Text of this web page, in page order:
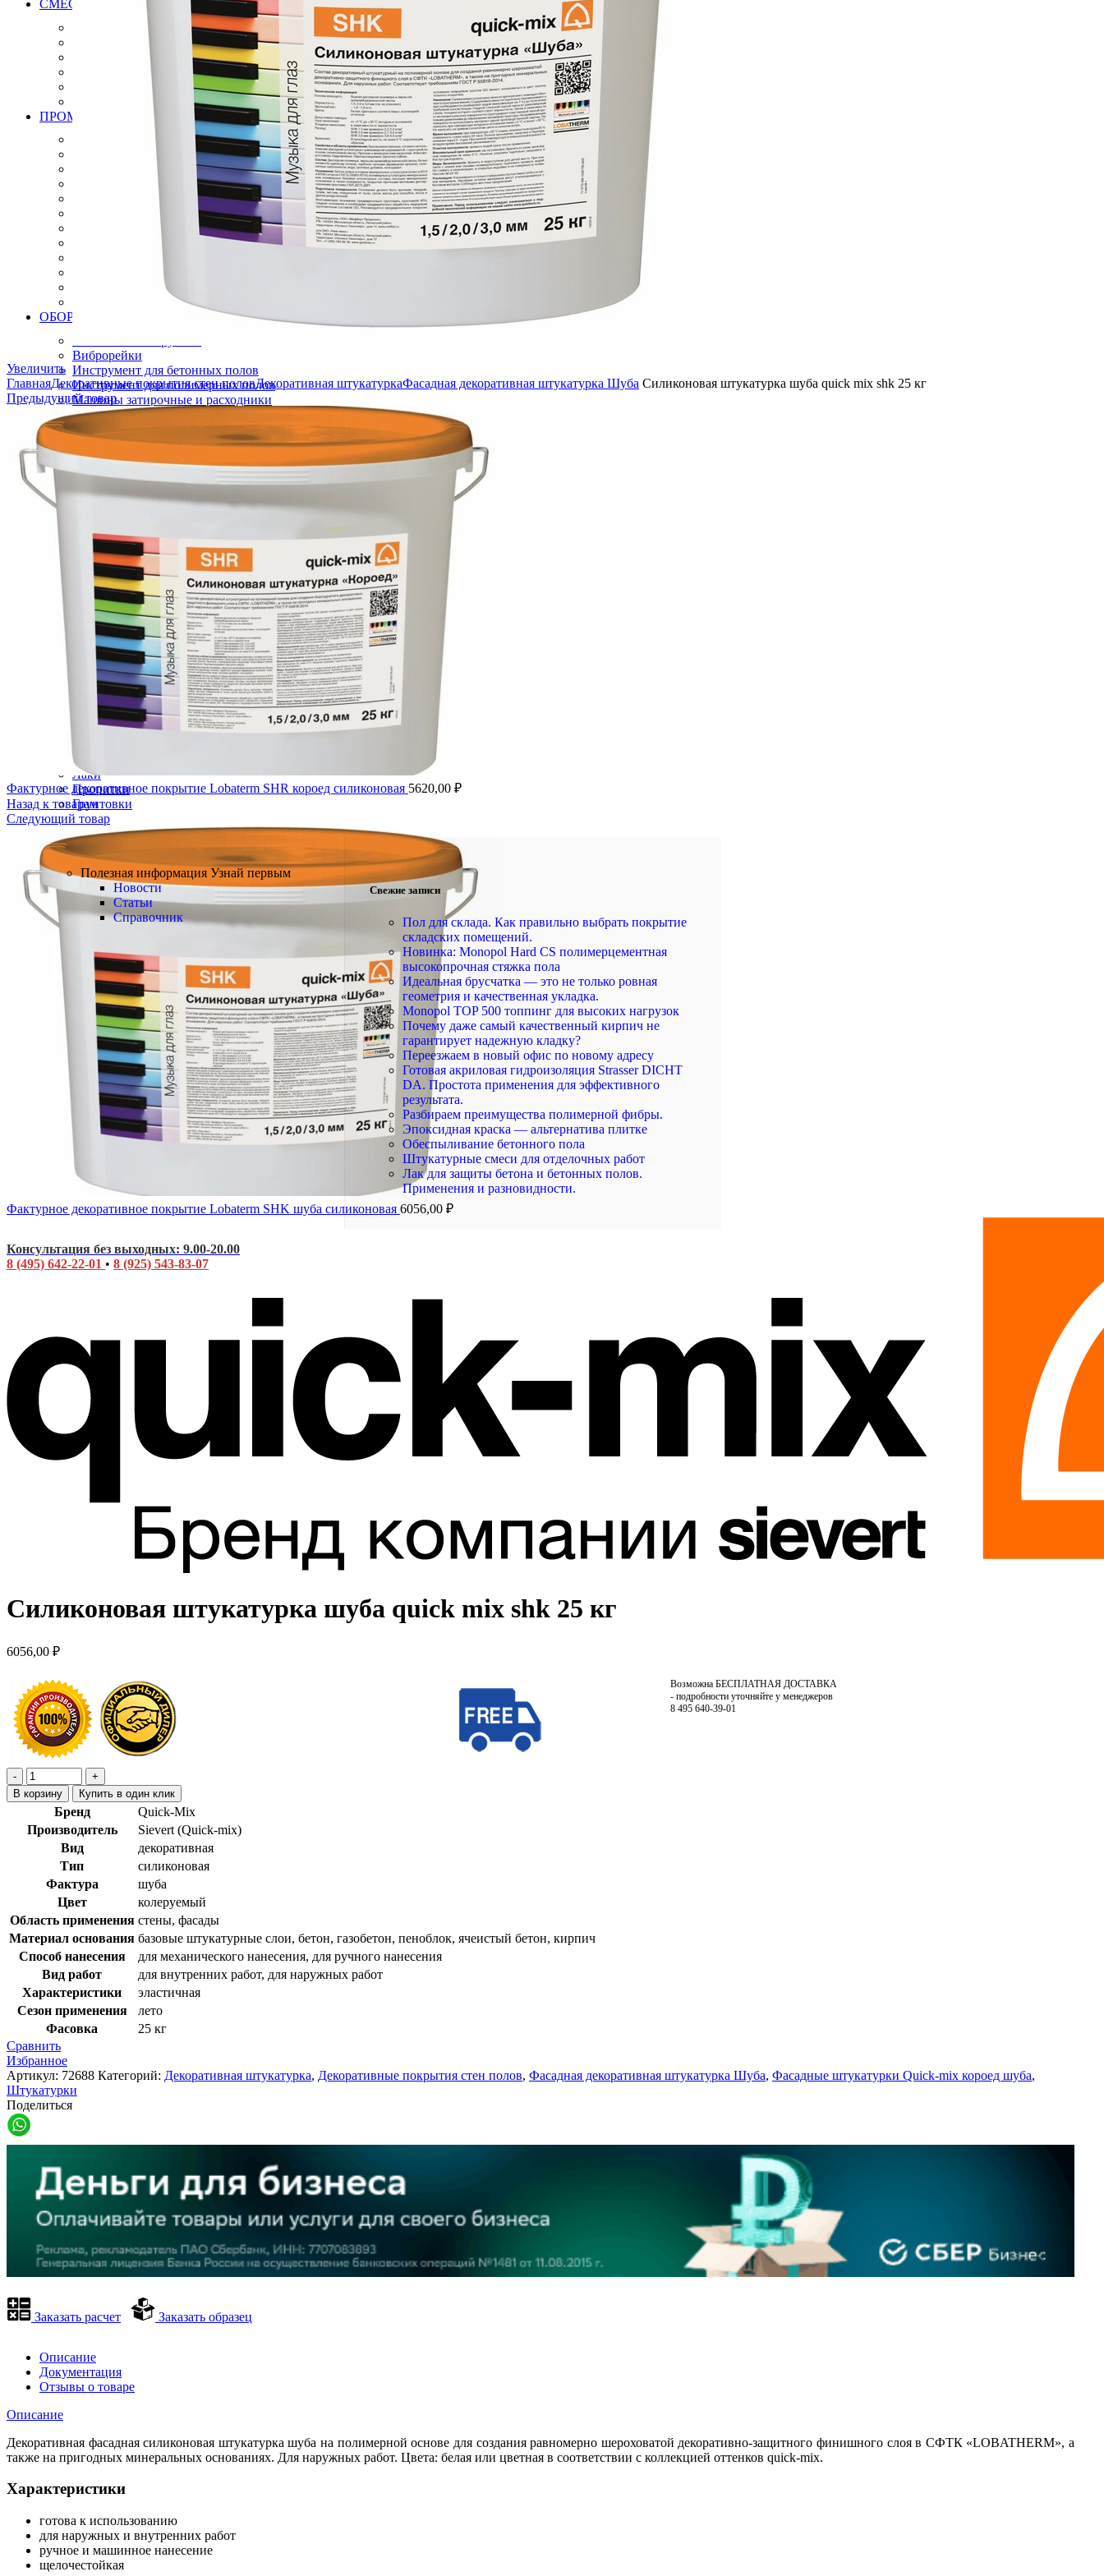
СМЕСИ РАСТВОРЫ ДЛЯ МОЩЕНИЯ БРУСЧАТКИ, КАМНЯ
Клей для брусчатки
Затирка для брусчатки
Клей и затирка для плит натурального камня
Затирка для плит натурального камня
Дренажный раствор для брусчатки
Вяжущие для камня
ПРОМЫШЛЕННЫЕ ПОЛЫ
Эпоксидные полы
Полиуретановые полы
Полиуретан цементные полы
Цементные полы
Полимерцементые полы
Топпинговые полы
Бетонно мозаичная плитка
Антистатические полы, плитка
Модульные ПВХ покрытия плитки
Искробезопасные полы, плитки
ОБОРУДОВАНИЕ ИНСТРУМЕНТЫ ДЛЯ ПРОМЫШЛЕННЫХ ПОЛОВ
Виброрейки
Инструмент для бетонных полов
Инструмент для полимерных полов
Машины затирочные и расходники
Машины шлифовальные
Тележки для топпинга
ГИДРОИЗОЛЯЦИЯ
Полиуретановая мастика гидроизоляция
Битумно полимерная гидроизоляция
Цементная гидроизоляция
Готовые решения
ФАСАДНЫЕ СИСТЕМЫ УТЕПЛЕНИЯ
Термопанели (Фасадные панели)
СФТК Квик-микс Лобатерм (Мокрый фасад)
Навесные системы утепления фасада
ОГНЕЗАЩИТНЫЕ СОСТАВЫ ПОКРЫТИЯ
Огнезащита металлических конструкций
Огнезащита железобетонных конструкций
Огнезащита кабеля
Огнезащита композитных материалов
Огнезащита воздуховодов
Огнезащита лстк и оцинкованных профилей
ЛАКОКРАСОЧНЫЕ МАТЕРИАЛЫ
Краски
Лаки
Пропитки
Грунтовки
Полезная информация
Полезная информация Узнай первым
Новости
Статьи
Справочник
Свежие записи
Пол для склада. Как правильно выбрать покрытие
складских помещений.
Новинка: Monopol Hard CS полимерцементная
высокопрочная стяжка пола
Идеальная брусчатка — это не только ровная
геометрия и качественная укладка.
Monopol TOP 500 топпинг для высоких нагрузок
Почему даже самый качественный кирпич не
гарантирует надежную кладку?
Переезжаем в новый офис по новому адресу
Готовая акриловая гидроизоляция Strasser DICHT
DA. Простота применения для эффективного
результата.
Разбираем преимущества полимерной фибры.
Эпоксидная краска — альтернатива плитке
Обеспыливание бетонного пола
Штукатурные смеси для отделочных работ
Лак для защиты бетона и бетонных полов.
Применения и разновидности.
Консультация без выходных: 9.00-20.00
8 (495) 642-22-01 • 8 (925) 543-83-07
Увеличить
ГлавнаяДекоративные покрытия стен половДекоративная штукатуркаФасадная декоративная штукатурка Шуба Силиконовая штукатурка шуба quick mix shk 25 кг
Предыдущий товар
Фактурное декоративное покрытие Lobaterm SHR короед силиконовая 5620,00 ₽
Назад к товарам
Следующий товар
Фактурное декоративное покрытие Lobaterm SHK шуба силиконовая 6056,00 ₽
Силиконовая штукатурка шуба quick mix shk 25 кг
6056,00 ₽
Возможна БЕСПЛАТНАЯ ДОСТАВКА
- подробности уточняйте у менеджеров
8 495 640-39-01
В корзину Купить в один клик
Бренд
Quick-Mix
Производитель
Sievert (Quick-mix)
Вид
декоративная
Тип
силиконовая
Фактура
шуба
Цвет
колеруемый
Область применения стены, фасады
Материал основания базовые штукатурные слои, бетон, газобетон, пеноблок, ячеистый бетон, кирпич
Способ нанесения
для механического нанесения, для ручного нанесения
Вид работ
для внутренних работ, для наружных работ
Характеристики
эластичная
Сезон применения
лето
Фасовка
25 кг
Сравнить
Избранное
Артикул: 72688 Категорий: Декоративная штукатурка, Декоративные покрытия стен полов, Фасадная декоративная штукатурка Шуба, Фасадные штукатурки Quick-mix короед шуба,
Штукатурки
Поделиться
Заказать расчет Заказать образец
Описание
Документация
Отзывы о товаре
Описание
Декоративная фасадная силиконовая штукатурка шуба на полимерной основе для создания равномерно шероховатой декоративно-защитного финишного слоя в СФТК «LOBATHERM», а
также на пригодных минеральных основаниях. Для наружных работ. Цвета: белая или цветная в соответствии с коллекцией оттенков quick-mix.
Характеристики
готова к использованию
для наружных и внутренних работ
ручное и машинное нанесение
щелочестойкая